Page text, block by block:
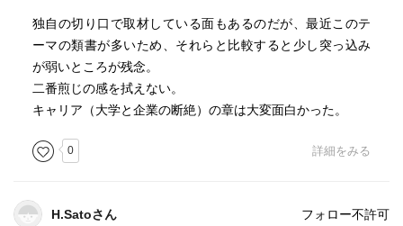
独自の切り口で取材している面もあるのだが、最近このテ
ーマの類書が多いため、それらと比較すると少し突っ込み
が弱いところが残念。
二番煎じの感を拭えない。
キャリア（大学と企業の断絶）の章は大変面白かった。
0 詳細をみる
H.Satoさん フォロー不許可